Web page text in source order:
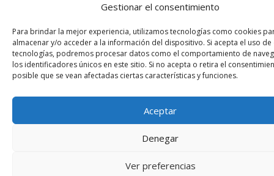
Gestionar el consentimiento
Para brindar la mejor experiencia, utilizamos tecnologías como cookies
almacenar y/o acceder a la información del dispositivo. Si acepta el uso de
tecnologías, podremos procesar datos como el comportamiento de
los identificadores únicos en este sitio. Si no acepta o retira el
posible que se vean afectadas ciertas características y funciones.
Aceptar
Denegar
Ver preferencias